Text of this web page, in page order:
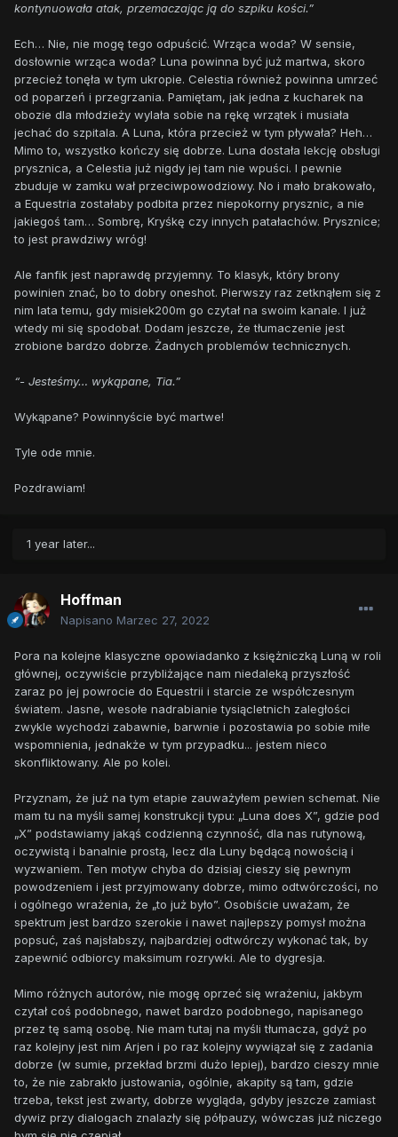
kontynuowała atak, przemaczając ją do szpiku kości.”
Ech… Nie, nie mogę tego odpuścić. Wrząca woda? W sensie,
dosłownie wrząca woda? Luna powinna być już martwa, skoro
przecież tonęła w tym ukropie. Celestia również powinna umrzeć
od poparzeń i przegrzania. Pamiętam, jak jedna z kucharek na
obozie dla młodzieży wylała sobie na rękę wrzątek i musiała
jechać do szpitala. A Luna, która przecież w tym pływała? Heh…
Mimo to, wszystko kończy się dobrze. Luna dostała lekcję obsługi
prysznica, a Celestia już nigdy jej tam nie wpuści. I pewnie
zbuduje w zamku wał przeciwpowodziowy. No i mało brakowało,
a Equestria zostałaby podbita przez niepokorny prysznic, a nie
jakiegoś tam… Sombrę, Kryśkę czy innych patałachów. Prysznice;
to jest prawdziwy wróg!
Ale fanfik jest naprawdę przyjemny. To klasyk, który brony
powinien znać, bo to dobry oneshot. Pierwszy raz zetknąłem się z
nim lata temu, gdy misiek200m go czytał na swoim kanale. I już
wtedy mi się spodobał. Dodam jeszcze, że tłumaczenie jest
zrobione bardzo dobrze. Żadnych problemów technicznych.
“- Jesteśmy… wykąpane, Tia.”
Wykąpane? Powinnyście być martwe!
Tyle ode mnie.
Pozdrawiam!
1 year later...
Hoffman
Napisano Marzec 27, 2022
Pora na kolejne klasyczne opowiadanko z księżniczką Luną w roli
głównej, oczywiście przybliżające nam niedaleką przyszłość
zaraz po jej powrocie do Equestrii i starcie ze współczesnym
światem. Jasne, wesołe nadrabianie tysiącletnich zaległości
zwykle wychodzi zabawnie, barwnie i pozostawia po sobie miłe
wspomnienia, jednakże w tym przypadku... jestem nieco
skonfliktowany. Ale po kolei.
Przyznam, że już na tym etapie zauważyłem pewien schemat. Nie
mam tu na myśli samej konstrukcji typu: „Luna does X”, gdzie pod
„X” podstawiamy jakąś codzienną czynność, dla nas rutynową,
oczywistą i banalnie prostą, lecz dla Luny będącą nowością i
wyzwaniem. Ten motyw chyba do dzisiaj cieszy się pewnym
powodzeniem i jest przyjmowany dobrze, mimo odtwórczości, no
i ogólnego wrażenia, że „to już było”. Osobiście uważam, że
spektrum jest bardzo szerokie i nawet najlepszy pomysł można
popsuć, zaś najsłabszy, najbardziej odtwórczy wykonać tak, by
zapewnić odbiorcy maksimum rozrywki. Ale to dygresja.
Mimo różnych autorów, nie mogę oprzeć się wrażeniu, jakbym
czytał coś podobnego, nawet bardzo podobnego, napisanego
przez tę samą osobę. Nie mam tutaj na myśli tłumacza, gdyż po
raz kolejny jest nim Arjen i po raz kolejny wywiązał się z zadania
dobrze (w sumie, przekład brzmi dużo lepiej), bardzo cieszy mnie
to, że nie zabrakło justowania, ogólnie, akapity są tam, gdzie
trzeba, tekst jest zwarty, dobrze wygląda, gdyby jeszcze zamiast
dywiz przy dialogach znalazły się półpauzy, wówczas już niczego